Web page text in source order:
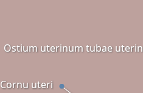
Cornu uteri
Ostium uterinum tubae